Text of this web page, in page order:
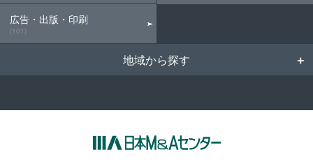
広告・出版・印刷
(101)
地域から探す